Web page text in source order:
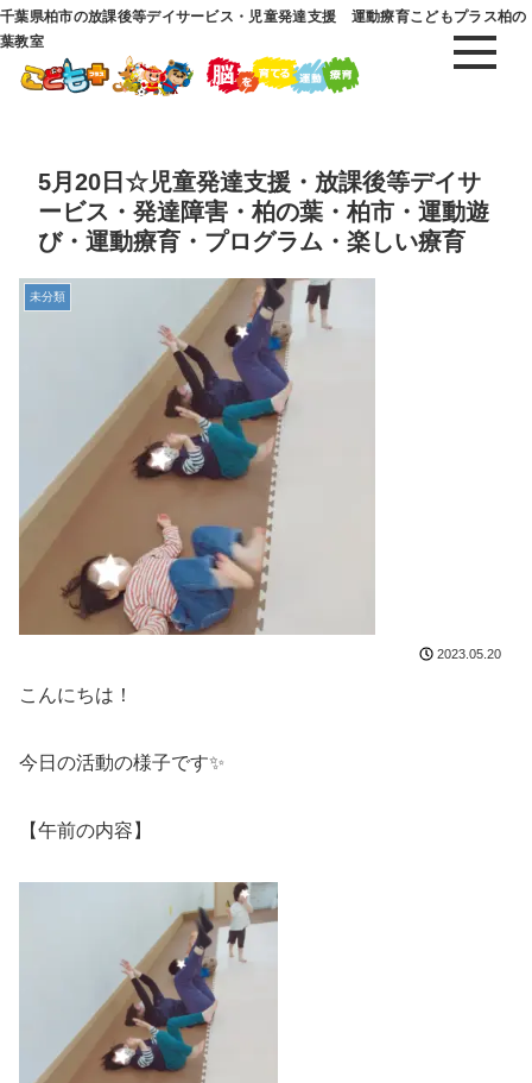
千葉県柏市の放課後等デイサービス・児童発達支援 運動療育こどもプラス柏の
葉教室
5月20日☆児童発達支援・放課後等デイサ
ービス・発達障害・柏の葉・柏市・運動遊
び・運動療育・プログラム・楽しい療育
未分類
2023.05.20
こんにちは！
今日の活動の様子です✨
【午前の内容】